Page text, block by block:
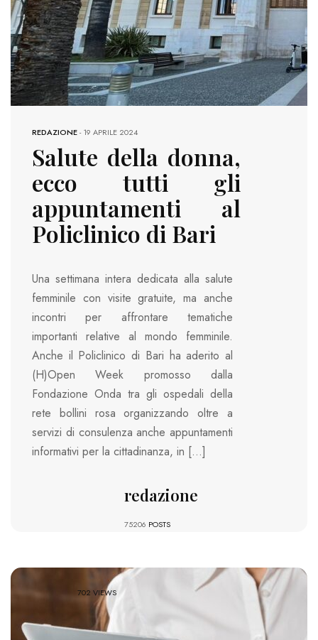
REDAZIONE-19 APRILE 2024
Salute della donna,
ecco tutti gli
appuntamenti al
Policlinico di Bari
Una settimana intera dedicata alla salute
femminile con visite gratuite, ma anche
incontri per affrontare tematiche
importanti relative al mondo femminile.
Anche il Policlinico di Bari ha aderito al
(H)Open Week promosso dalla
Fondazione Onda tra gli ospedali della
rete bollini rosa organizzando oltre a
servizi di consulenza anche appuntamenti
informativi per la cittadinanza, in […]
redazione
75206 POSTS
702 VIEWS